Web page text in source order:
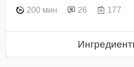
200 мин 26 177